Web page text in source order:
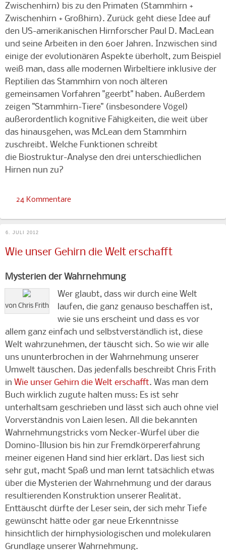
Zwischenhirn) bis zu den Primaten (Stammhirn +
Zwischenhirn + Großhirn). Zurück geht diese Idee auf
den US-amerikanischen Hirnforscher Paul D. MacLean
und seine Arbeiten in den 60er Jahren. Inzwischen sind
einige der evolutionären Aspekte überholt, zum Beispiel
weiß man, dass alle modernen Wirbeltiere inklusive der
Reptilien das Stammhirn von noch älteren
gemeinsamen Vorfahren "geerbt" haben. Außerdem
zeigen "Stammhirn-Tiere" (insbesondere Vögel)
außerordentlich kognitive Fähigkeiten, die weit über
das hinausgehen, was McLean dem Stammhirn
zuschreibt. Welche Funktionen schreibt
die Biostruktur-Analyse den drei unterschiedlichen
Hirnen nun zu?
24 Kommentare
6. JULI 2012
Wie unser Gehirn die Welt erschafft
Mysterien der Wahrnehmung
von Chris Frith
Wer glaubt, dass wir durch eine Welt
laufen, die ganz genauso beschaffen ist,
wie sie uns erscheint und dass es vor
allem ganz einfach und selbstverständlich ist, diese
Welt wahrzunehmen, der täuscht sich. So wie wir alle
uns ununterbrochen in der Wahrnehmung unserer
Umwelt täuschen. Das jedenfalls beschreibt Chris Frith
in Wie unser Gehirn die Welt erschafft. Was man dem
Buch wirklich zugute halten muss: Es ist sehr
unterhaltsam geschrieben und lässt sich auch ohne viel
Vorverständnis von Laien lesen. All die bekannten
Wahrnehmungstricks vom Necker-Würfel über die
Domino-Illusion bis hin zur Fremdkörpererfahrung
meiner eigenen Hand sind hier erklärt. Das liest sich
sehr gut, macht Spaß und man lernt tatsächlich etwas
über die Mysterien der Wahrnehmung und der daraus
resultierenden Konstruktion unserer Realität.
Enttäuscht dürfte der Leser sein, der sich mehr Tiefe
gewünscht hätte oder gar neue Erkenntnisse
hinsichtlich der hirnphysiologischen und molekularen
Grundlage unserer Wahrnehmung.